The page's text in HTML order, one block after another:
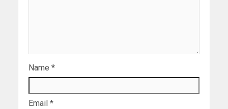
Name *
Email *